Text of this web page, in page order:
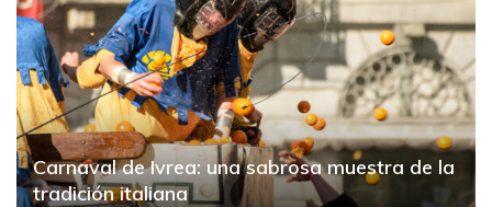
Carnaval de Ivrea: una sabrosa muestra de la
tradición italiana